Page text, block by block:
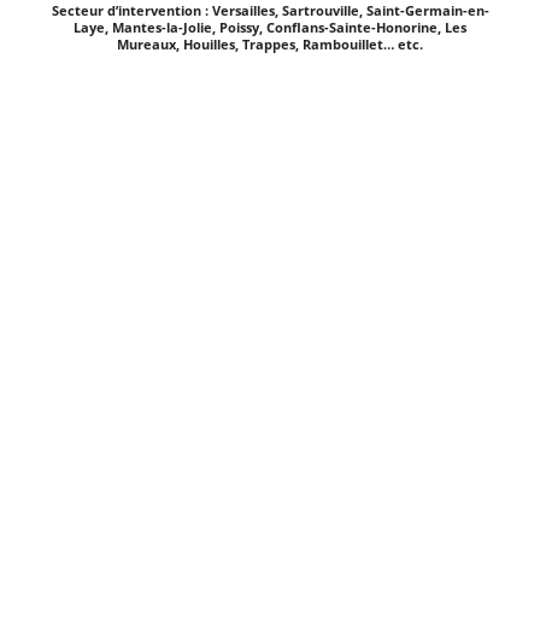
Secteur d’intervention : Versailles, Sartrouville, Saint-Germain-en-
Laye, Mantes-la-Jolie, Poissy, Conflans-Sainte-Honorine, Les
Mureaux, Houilles, Trappes, Rambouillet… etc.